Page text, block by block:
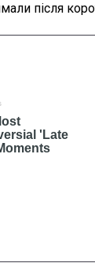
після